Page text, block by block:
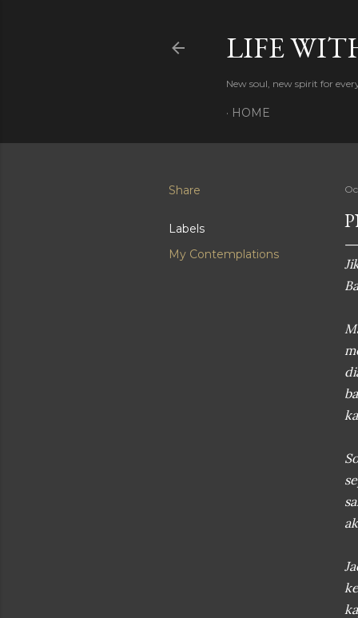
LIFE
New soul, new spirit for
HOME
Share
Labels
My Contemplations